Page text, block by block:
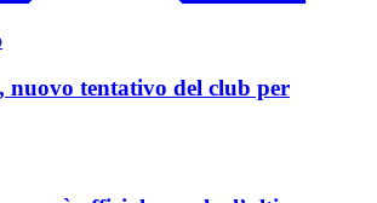
nuovo tentativo del club per